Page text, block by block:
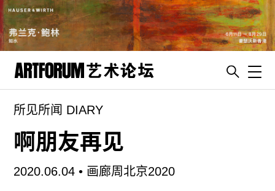
artguide
新闻
展评
杂志
所见所闻 DIARY
啊朋友再见
2020.06.04 • 画廊周北京2020